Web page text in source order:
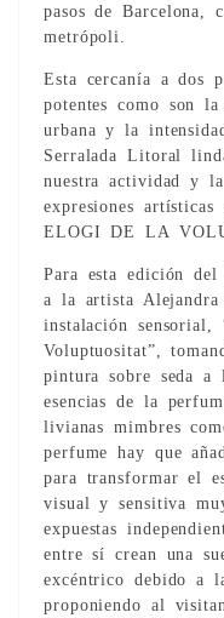
pasos de Barcelona,
metrópoli.
Esta cercanía a dos
potentes como son
urbana y la
Serralada Litoral
nuestra actividad y
expresiones artísticas
ELOGI DE LA
Para esta edición
a la artista Alejandra
instalación
Voluptuositat”,
pintura sobre seda a
esencias de la
livianas mimbres
perfume hay que
para transformar el
visual y sensitiva
expuestas
entre sí crean una
excéntrico debido a
proponiendo al